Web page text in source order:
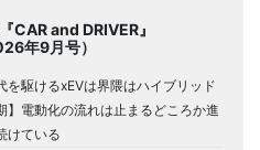
CAR and DRIVER』
年9月号）
を駆けるxEVは界隈はハイブリッド
】電動化の流れは止まるどころか進
けている